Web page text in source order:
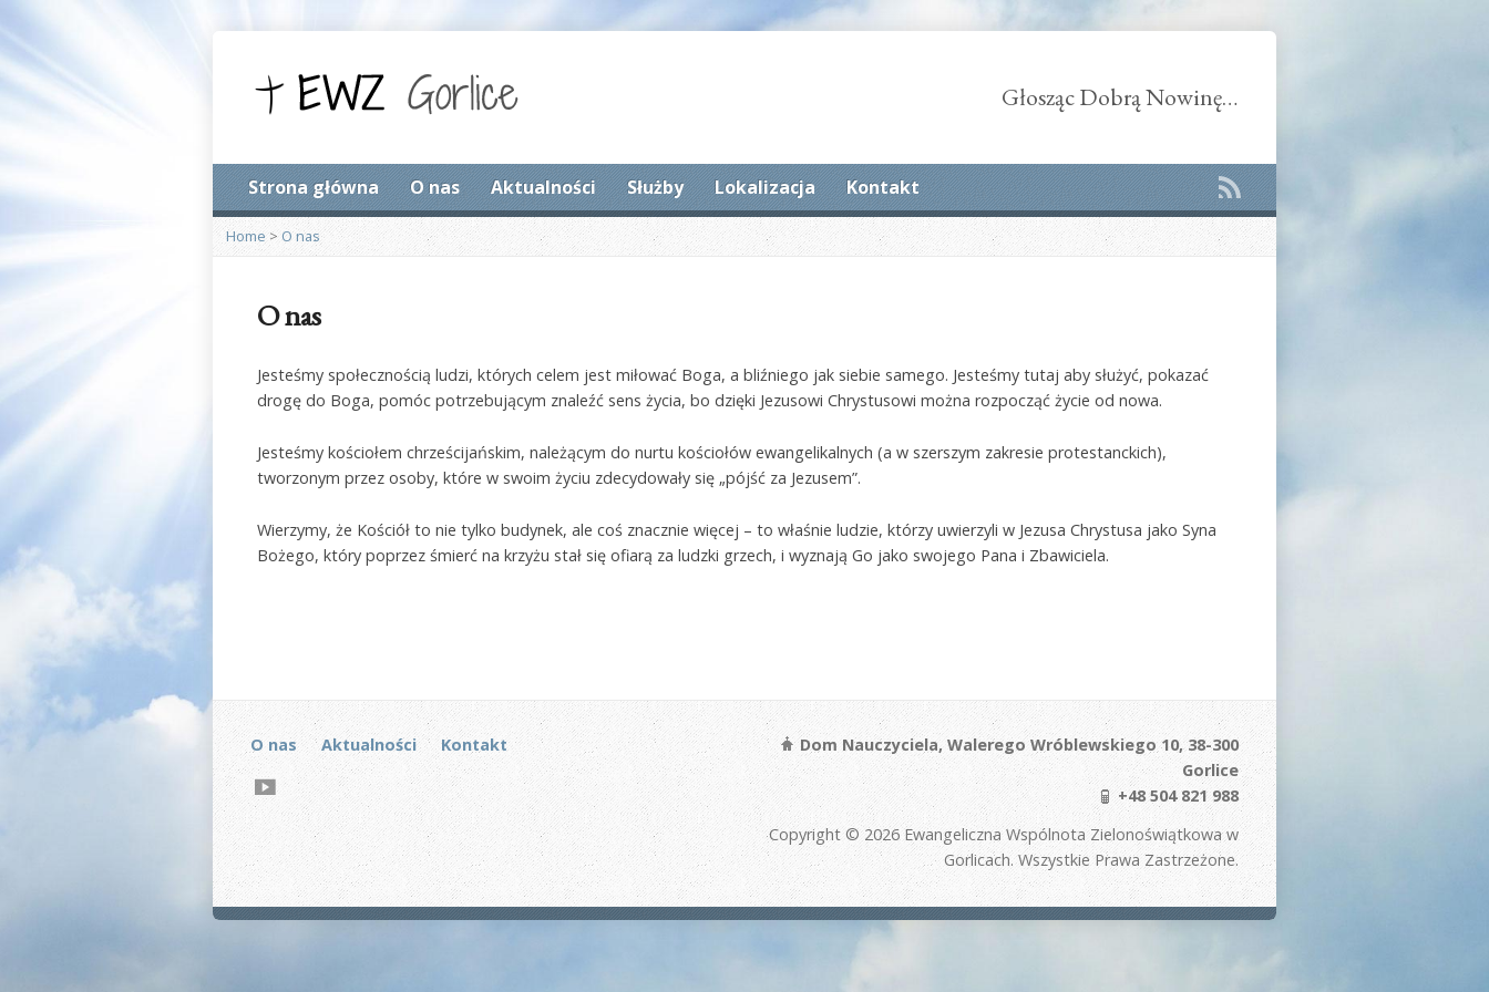
Głosząc Dobrą Nowinę…
Strona główna O nas Aktualności Służby Lokalizacja Kontakt
Home > O nas
O nas
Jesteśmy społecznością ludzi, których celem jest miłować Boga, a bliźniego jak siebie samego. Jesteśmy tutaj aby służyć, pokazać
drogę do Boga, pomóc potrzebującym znaleźć sens życia, bo dzięki Jezusowi Chrystusowi można rozpocząć życie od nowa.
Jesteśmy kościołem chrześcijańskim, należącym do nurtu kościołów ewangelikalnych (a w szerszym zakresie protestanckich),
tworzonym przez osoby, które w swoim życiu zdecydowały się „pójść za Jezusem”.
Wierzymy, że Kościół to nie tylko budynek, ale coś znacznie więcej – to właśnie ludzie, którzy uwierzyli w Jezusa Chrystusa jako Syna
Bożego, który poprzez śmierć na krzyżu stał się ofiarą za ludzki grzech, i wyznają Go jako swojego Pana i Zbawiciela.
O nas Aktualności Kontakt
Dom Nauczyciela, Walerego Wróblewskiego 10, 38-300
Gorlice
+48 504 821 988
Copyright © 2026 Ewangeliczna Wspólnota Zielonoświątkowa w
Gorlicach. Wszystkie Prawa Zastrzeżone.